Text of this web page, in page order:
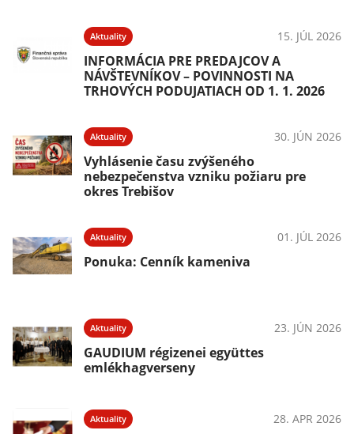
Aktuality 15. JÚL 2026
INFORMÁCIA PRE PREDAJCOV A
NÁVŠTEVNÍKOV – POVINNOSTI NA
TRHOVÝCH PODUJATIACH OD 1. 1. 2026
Aktuality 30. JÚN 2026
Vyhlásenie času zvýšeného
nebezpečenstva vzniku požiaru pre
okres Trebišov
Aktuality 01. JÚL 2026
Ponuka: Cenník kameniva
Aktuality 23. JÚN 2026
GAUDIUM régizenei együttes
emlékhagverseny
Aktuality 28. APR 2026